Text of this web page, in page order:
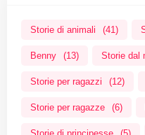
Storie di animali (41)
Benny (13) Storie dal
Storie per ragazzi (12)
Storie per ragazze (6)